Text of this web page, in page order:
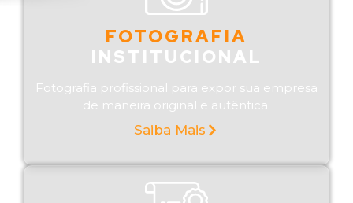
FOTOGRAFIA
INSTITUCIONAL
Fotografia profissional para expor sua empresa
de maneira original e autêntica.
Saiba Mais